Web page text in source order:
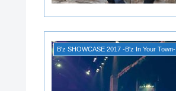
B'z SHOWCASE 2017 -B'z In Your Town-